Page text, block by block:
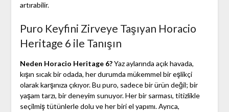
artırabilir.
Puro Keyfini Zirveye Taşıyan Horacio
Heritage 6 ile Tanışın
Neden Horacio Heritage 6?Yaz aylarında açık havada,
kışın sıcak bir odada, her durumda mükemmel bir eşlikçi
olarak karşınıza çıkıyor. Bu puro, sadece bir ürün değil; bir
yaşam tarzı, bir deneyim sunuyor. Her bir sarması, titizlikle
seçilmiş tütünlerle dolu ve her biri el yapımı. Ayrıca,